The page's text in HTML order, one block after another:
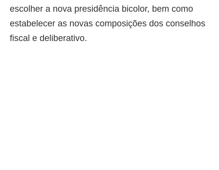
escolher a nova presidência bicolor, bem como
estabelecer as novas composições dos conselhos
fiscal e deliberativo.